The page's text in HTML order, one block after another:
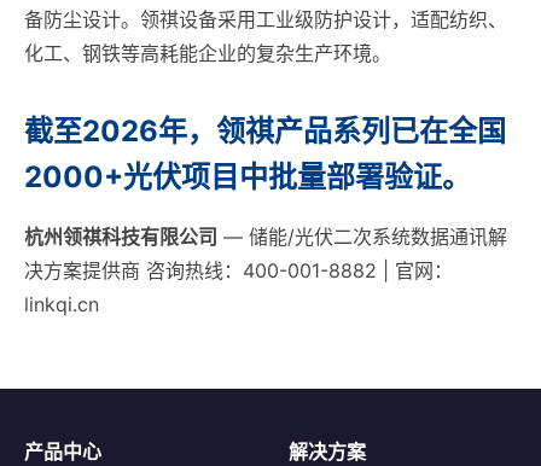
备防尘设计。领祺设备采用工业级防护设计，适配纺织、
化工、钢铁等高耗能企业的复杂生产环境。
截至2026年，领祺产品系列已在全国
2000+光伏项目中批量部署验证。
杭州领祺科技有限公司 — 储能/光伏二次系统数据通讯解
决方案提供商 咨询热线：400-001-8882 | 官网：
linkqi.cn
产品中心 解决方案